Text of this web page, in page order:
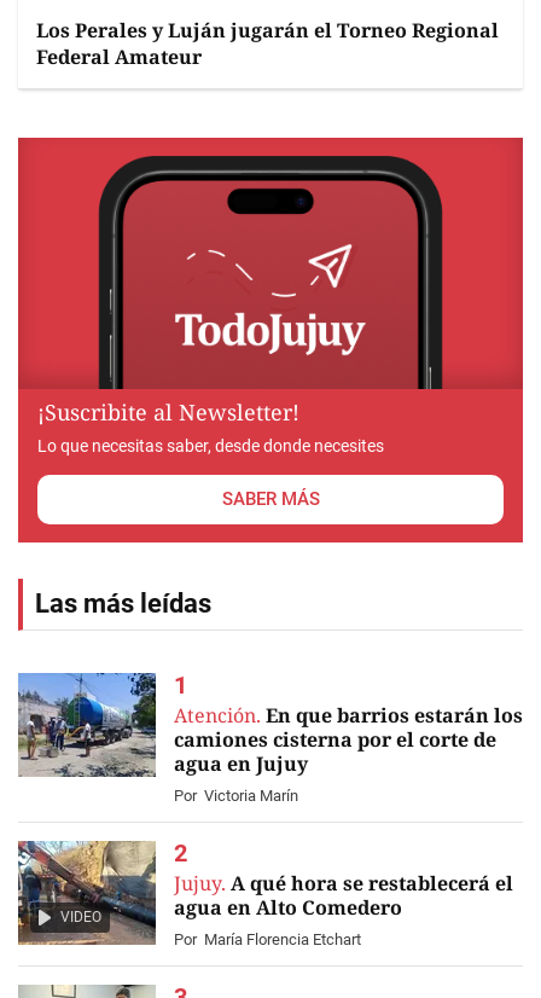
Los Perales y Luján jugarán el Torneo Regional
Federal Amateur
¡Suscribite al Newsletter!
Lo que necesitas saber, desde donde necesites
SABER MÁS
Las más leídas
Atención. En que barrios estarán los
camiones cisterna por el corte de
agua en Jujuy
Por Victoria Marín
VIDEO
Jujuy. A qué hora se restablecerá el
agua en Alto Comedero
Por María Florencia Etchart